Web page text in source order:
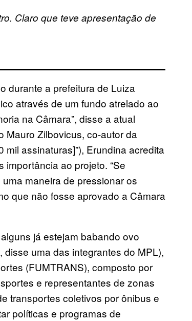
Claro que teve apresentação de
durante a prefeitura de Luiza
através de um fundo atrelado ao
na Câmara”, disse a atual
Mauro Zilbovicus, co-autor da
assinaturas]”), Erundina acredita
ao projeto. “Se
maneira de pressionar os
que não fosse aprovado a Câmara
já estejam babando ovo
uma das integrantes do MPL),
(FUMTRANS), composto por
e representantes de zonas
transportes coletivos por ônibus e
políticas e programas de